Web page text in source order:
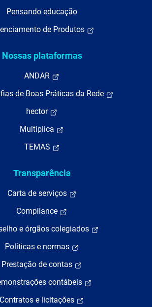
Pensando educação
de Produtos
Nossas plataformas
ANDAR
de Boas Práticas da Rede
hector
Multiplica
TEMAS
Transparência
Carta de serviços
Compliance
e órgãos colegiados
Políticas e normas
Prestação de contas
contábeis
Contratos e licitações